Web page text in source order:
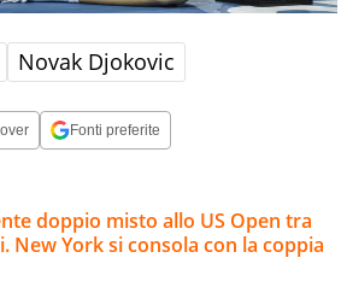
Novak Djokovic
Fonti preferite
doppio misto allo US Open tra
New York si consola con la coppia